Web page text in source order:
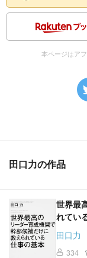
本ページはア
田口力の作品
世界最
れてい
田口力
334